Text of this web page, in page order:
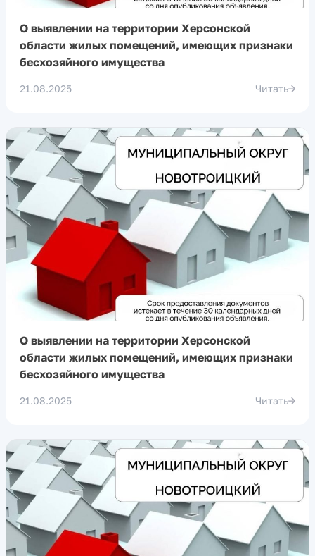
О выявлении на территории Херсонской
области жилых помещений, имеющих признаки
бесхозяйного имущества
21.08.2025 Читать
О выявлении на территории Херсонской
области жилых помещений, имеющих признаки
бесхозяйного имущества
21.08.2025 Читать